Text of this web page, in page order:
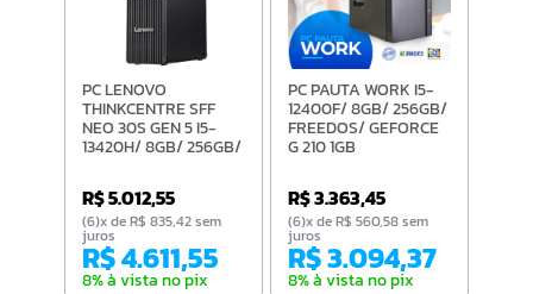
PC LENOVO
THINKCENTRE SFF
NEO 30S GEN 5 I5-
13420H/ 8GB/ 256GB/
R$ 5.012,55
R$ 4.611,55
8% à vista no pix
(6)x de R$ 835,42 sem
juros
PC PAUTA WORK I5-
12400F/ 8GB/ 256GB/
FREEDOS/ GEFORCE
G 210 1GB
R$ 3.363,45
R$ 3.094,37
8% à vista no pix
(6)x de R$ 560,58 sem
juros